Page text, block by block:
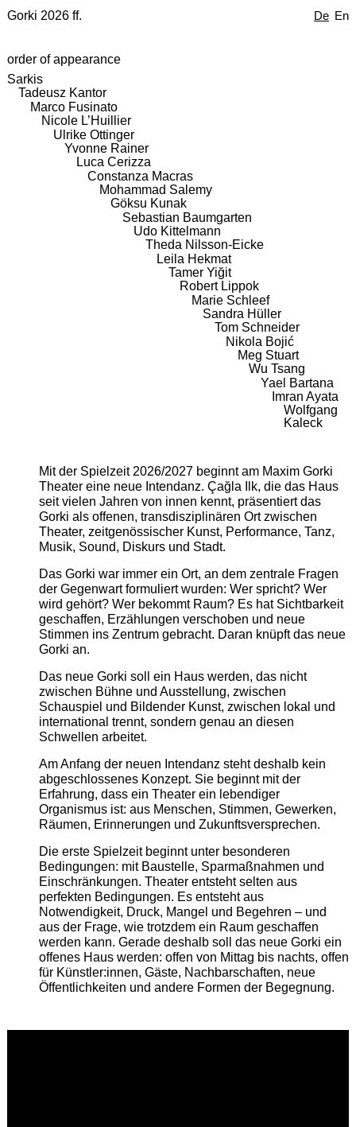
De En
Gorki 2026 ff.
order of appearance
Sarkis
Tadeusz Kantor
Marco Fusinato
Nicole L’Huillier
Ulrike Ottinger
Yvonne Rainer
Luca Cerizza
Constanza Macras
Mohammad Salemy
Göksu Kunak
Sebastian Baumgarten
Udo Kittelmann
Theda Nilsson-Eicke
Leila Hekmat
Tamer Yiğit
Robert Lippok
Marie Schleef
Sandra Hüller
Tom Schneider
Nikola Bojić
Meg Stuart
Wu Tsang
Yael Bartana
Imran Ayata
Wolfgang
Kaleck
Mit der Spielzeit 2026/2027 beginnt am Maxim Gorki
Theater eine neue Intendanz. Çağla Ilk, die das Haus
seit vielen Jahren von innen kennt, präsentiert das
Gorki als offenen, transdisziplinären Ort zwischen
Theater, zeitgenössischer Kunst, Performance, Tanz,
Musik, Sound, Diskurs und Stadt.
Das Gorki war immer ein Ort, an dem zentrale Fragen
der Gegenwart formuliert wurden: Wer spricht? Wer
wird gehört? Wer bekommt Raum? Es hat Sichtbarkeit
geschaffen, Erzählungen verschoben und neue
Stimmen ins Zentrum gebracht. Daran knüpft das neue
Gorki an.
Das neue Gorki soll ein Haus werden, das nicht
zwischen Bühne und Ausstellung, zwischen
Schauspiel und Bildender Kunst, zwischen lokal und
international trennt, sondern genau an diesen
Schwellen arbeitet.
Am Anfang der neuen Intendanz steht deshalb kein
abgeschlossenes Konzept. Sie beginnt mit der
Erfahrung, dass ein Theater ein lebendiger
Organismus ist: aus Menschen, Stimmen, Gewerken,
Räumen, Erinnerungen und Zukunftsversprechen.
Die erste Spielzeit beginnt unter besonderen
Bedingungen: mit Baustelle, Sparmaßnahmen und
Einschränkungen. Theater entsteht selten aus
perfekten Bedingungen. Es entsteht aus
Notwendigkeit, Druck, Mangel und Begehren – und
aus der Frage, wie trotzdem ein Raum geschaffen
werden kann. Gerade deshalb soll das neue Gorki ein
offenes Haus werden: offen von Mittag bis nachts, offen
für Künstler:innen, Gäste, Nachbarschaften, neue
Öffentlichkeiten und andere Formen der Begegnung.